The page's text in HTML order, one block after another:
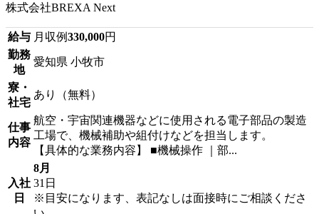
株式会社BREXA Next
給与 月収例330,000円
勤務
地
愛知県 小牧市
寮・
社宅
あり（無料）
仕事
内容
航空・宇宙関連機器などに使用される電子部品の製造
工場で、機械補助や組付けなどを担当します。
【具体的な業務内容】 ■機械操作 ｜部...
入社
日
8月
31日
※目安になります、表記なしは面接時にご相談くださ